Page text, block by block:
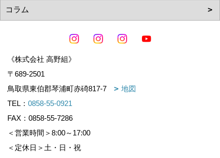
《株式会社 高野組》
〒689-2501
鳥取県東伯郡琴浦町赤碕817-7
地図
TEL： 0858-55-0921
FAX：0858-55-7286
＜営業時間＞8:00～17:00
＜定休日＞土・日・祝